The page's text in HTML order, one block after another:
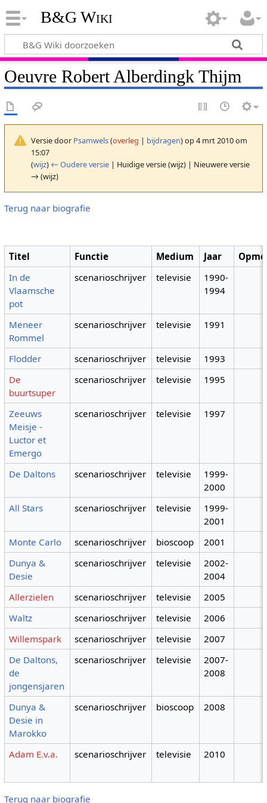
B&G Wiki
Oeuvre Robert Alberdingk Thijm
Versie door Psamwels(overleg | bijdragen)op 4 mrt 2010 om
15:07
(wijz) ← Oudere versie| Huidige versie (wijz) | Nieuwere versie
→ (wijz)
Terug naar biografie
Titel Functie Medium Jaar
In de
Vlaamsche
pot
scenarioschrijver televisie
1990-
1994
Meneer
Rommel
scenarioschrijver televisie 1991
Flodder scenarioschrijver televisie
1993
De
buurtsuper
scenarioschrijver televisie 1995
Zeeuws
Meisje -
Luctor et
Emergo
scenarioschrijver televisie 1997
De Daltons scenarioschrijver televisie
1999-
2000
All Stars
scenarioschrijver televisie
1999-
2001
Monte Carlo
scenarioschrijver bioscoop
2001
Dunya &
Desie
scenarioschrijver televisie
2002-
2004
Allerzielen
scenarioschrijver televisie
2005
Waltz
scenarioschrijver televisie
2006
Willemspark
scenarioschrijver televisie
2007
De Daltons,
de
jongensjaren
scenarioschrijver televisie
2007-
2008
Dunya &
Desie in
Marokko
scenarioschrijver bioscoop 2008
Adam E.v.a. scenarioschrijver televisie 2010
Terug naar biografie